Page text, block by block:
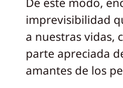
imprevisibilidad
a nuestras vidas,
parte apreciada
amantes de los